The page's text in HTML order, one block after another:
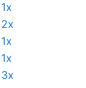
1x
2x
1x
1x
3x